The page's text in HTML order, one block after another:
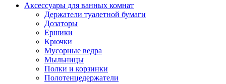
Аксессуары для ванных комнат
Держатели туалетной бумаги
Дозаторы
Ершики
Крючки
Мусорные ведра
Мыльницы
Полки и корзинки
Полотенцедержатели